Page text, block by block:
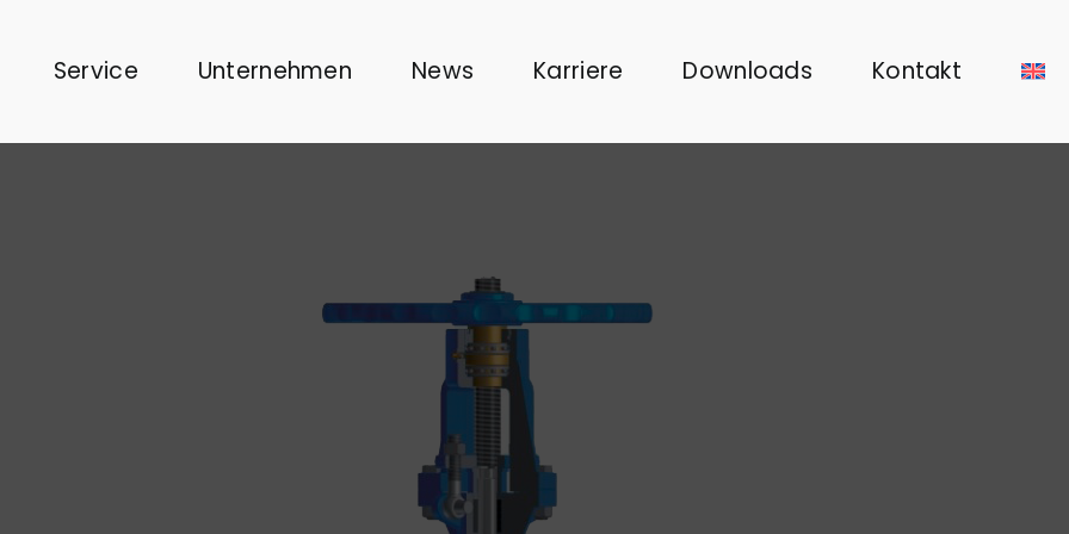
Service Unternehmen News Karriere Downloads Kontakt